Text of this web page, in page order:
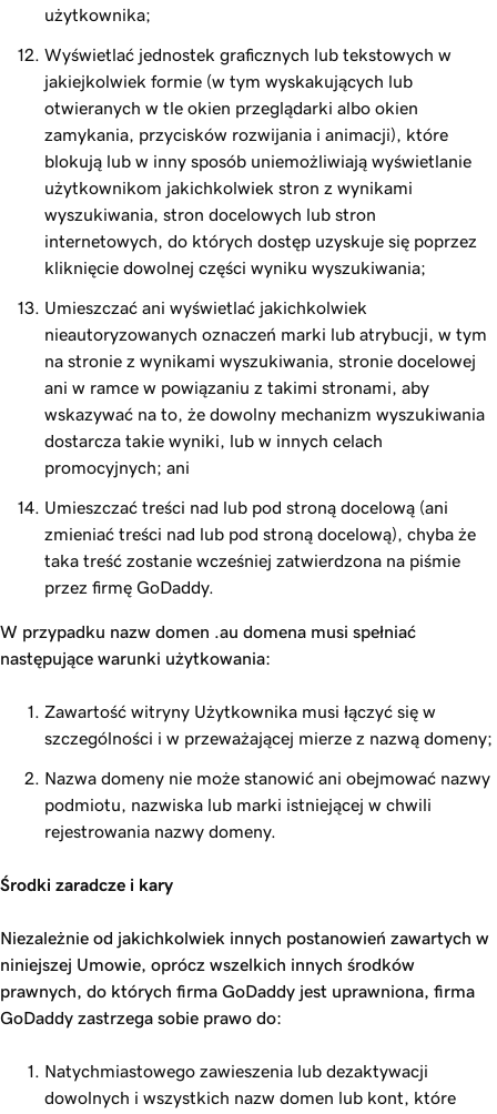
użytkownika;
Wyświetlać jednostek graficznych lub tekstowych w
jakiejkolwiek formie (w tym wyskakujących lub
otwieranych w tle okien przeglądarki albo okien
zamykania, przycisków rozwijania i animacji), które
blokują lub w inny sposób uniemożliwiają wyświetlanie
użytkownikom jakichkolwiek stron z wynikami
wyszukiwania, stron docelowych lub stron
internetowych, do których dostęp uzyskuje się poprzez
kliknięcie dowolnej części wyniku wyszukiwania;
Umieszczać ani wyświetlać jakichkolwiek
nieautoryzowanych oznaczeń marki lub atrybucji, w tym
na stronie z wynikami wyszukiwania, stronie docelowej
ani w ramce w powiązaniu z takimi stronami, aby
wskazywać na to, że dowolny mechanizm wyszukiwania
dostarcza takie wyniki, lub w innych celach
promocyjnych; ani
Umieszczać treści nad lub pod stroną docelową (ani
zmieniać treści nad lub pod stroną docelową), chyba że
taka treść zostanie wcześniej zatwierdzona na piśmie
przez firmę GoDaddy.
W przypadku nazw domen .au domena musi spełniać
następujące warunki użytkowania:
Zawartość witryny Użytkownika musi łączyć się w
szczególności i w przeważającej mierze z nazwą domeny;
Nazwa domeny nie może stanowić ani obejmować nazwy
podmiotu, nazwiska lub marki istniejącej w chwili
rejestrowania nazwy domeny.
Środki zaradcze i kary
Niezależnie od jakichkolwiek innych postanowień zawartych w
niniejszej Umowie, oprócz wszelkich innych środków
prawnych, do których firma GoDaddy jest uprawniona, firma
GoDaddy zastrzega sobie prawo do:
Natychmiastowego zawieszenia lub dezaktywacji
dowolnych i wszystkich nazw domen lub kont, które